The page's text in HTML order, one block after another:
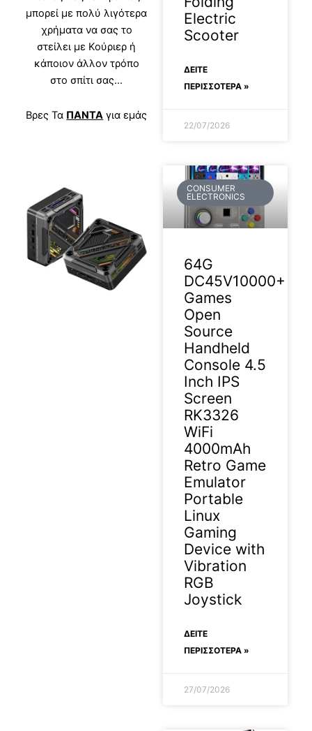
μπορεί με πολύ λιγότερα
χρήματα να σας το
στείλει με Κούριερ ή
κάποιον άλλον τρόπο
στο σπίτι σας…
Βρες Τα ΠΑΝΤΑ για εμάς
Electric
Scooter
ΔΕΊΤΕ
ΠΕΡΙΣΣΟΤΕΡΑ »
22/07/2026
CONSUMER
ELECTRONICS
64G
DC45V10000+
Games
Open
Source
Handheld
Console 4.5
Inch IPS
Screen
RK3326
WiFi
4000mAh
Retro Game
Emulator
Portable
Linux
Gaming
Device with
Vibration
RGB
Joystick
ΔΕΊΤΕ
ΠΕΡΙΣΣΟΤΕΡΑ »
27/07/2026